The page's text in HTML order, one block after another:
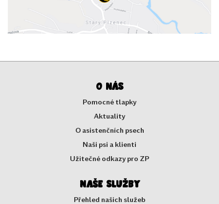
O nás
Pomocné tlapky
Aktuality
O asistenčních psech
Naši psi a klienti
Užitečné odkazy pro ZP
Naše služby
Přehled našich služeb